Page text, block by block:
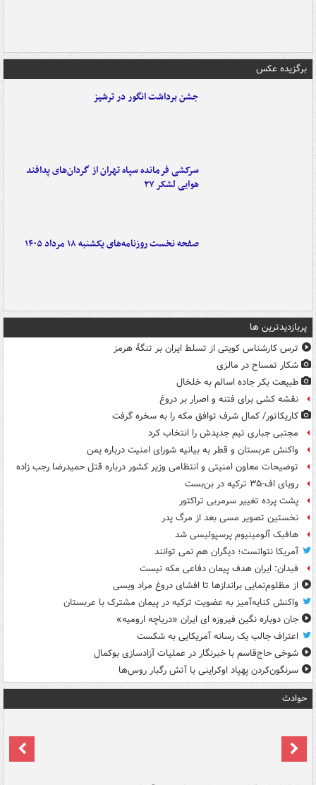
برگزیده عکس
جشن برداشت انگور در ترشیز
سرکشی فرمانده سپاه تهران از گردان‌های پدافند
هوایی لشکر ۲۷
صفحه نخست روزنامه‌های یکشنبه ۱۸ مرداد ۱۴۰۵
پربازدیدترین ها
ترس کارشناس کویتی از تسلط ایران بر تنگۀ هرمز
شکار تمساح در مالزی
طبیعت بکر جاده اسالم به خلخال
نقشه کشی برای فتنه و اصرار بر دروغ
کاریکاتور/ کمال شرف توافق مکه را به سخره گرفت
مجتبی جباری تیم جدیدش را انتخاب کرد
واکنش عربستان و قطر به بیانیه شورای امنیت درباره یمن
توضیحات معاون امنیتی و انتظامی وزیر کشور درباره قتل حمیدرضا رجب زاده
رویای اف-۳۵ ترکیه در بن‌بست
پشت پرده تغییر سرمربی تراکتور
نخستین تصویر مسی بعد از مرگ پدر
هافبک آلومینیوم پرسپولیسی شد
آمریکا نتوانست؛ دیگران هم نمی توانند
فیدان: ایران هدف پیمان دفاعی مکه نیست
از مظلوم‌نمایی براندازها تا افشای دروغ مراد ویسی
واکنش کنایه‌آمیز به عضویت ترکیه در پیمان مشترک با عربستان
جان دوباره نگین فیروزه ای ایران «دریاچه ارومیه»
اعتراف جالب یک رسانه آمریکایی به شکست
شوخی حاج‌قاسم با خبرنگار در عملیات آزادسازی بوکمال
سرنگون‌کردن پهپاد اوکراینی با آتش رگبار روس‌ها
حوادث